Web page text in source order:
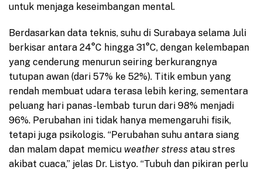
untuk menjaga keseimbangan mental.
Berdasarkan data teknis, suhu di Surabaya selama Juli
berkisar antara 24°C hingga 31°C, dengan kelembapan
yang cenderung menurun seiring berkurangnya
tutupan awan (dari 57% ke 52%). Titik embun yang
rendah membuat udara terasa lebih kering, sementara
peluang hari panas-lembab turun dari 98% menjadi
96%. Perubahan ini tidak hanya memengaruhi fisik,
tetapi juga psikologis. “Perubahan suhu antara siang
dan malam dapat memicu weather stress atau stres
akibat cuaca,” jelas Dr. Listyo. “Tubuh dan pikiran perlu